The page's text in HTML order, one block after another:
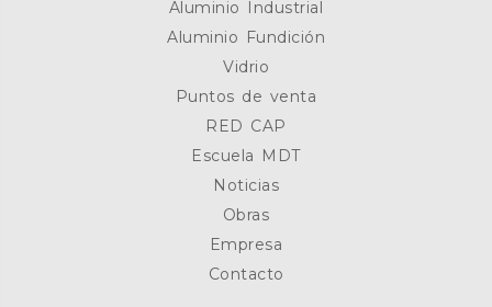
Aluminio Industrial
Aluminio Fundición
Vidrio
Puntos de venta
RED CAP
Escuela MDT
Noticias
Obras
Empresa
Contacto